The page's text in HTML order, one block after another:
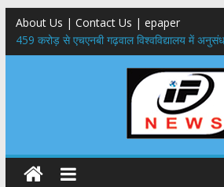
About Us | Contact Us | epaper
459 करोड़ से एचएनबी गढ़वाल विश्वविद्यालय में
शिक्षा मंत्री धन सिंह रावत ने नवनियुक्त केन्द्रीय
राष्ट्रीय हथकरघा दिवस पर मुख्यमंत्री धामी ने
​धामी कैबिनेट का बड़ा फैसला: पशुपालकों को 60% तक
​हरिद्वार से वीरभद्र (ऋषिकेश) तक निकली BJYM की
सूर्या ने की देश व प्रदेशवासियों के कल्याण की कामना
24×7 अलर्ट मोड में रहें अधिकारी-मुख्य सचिव